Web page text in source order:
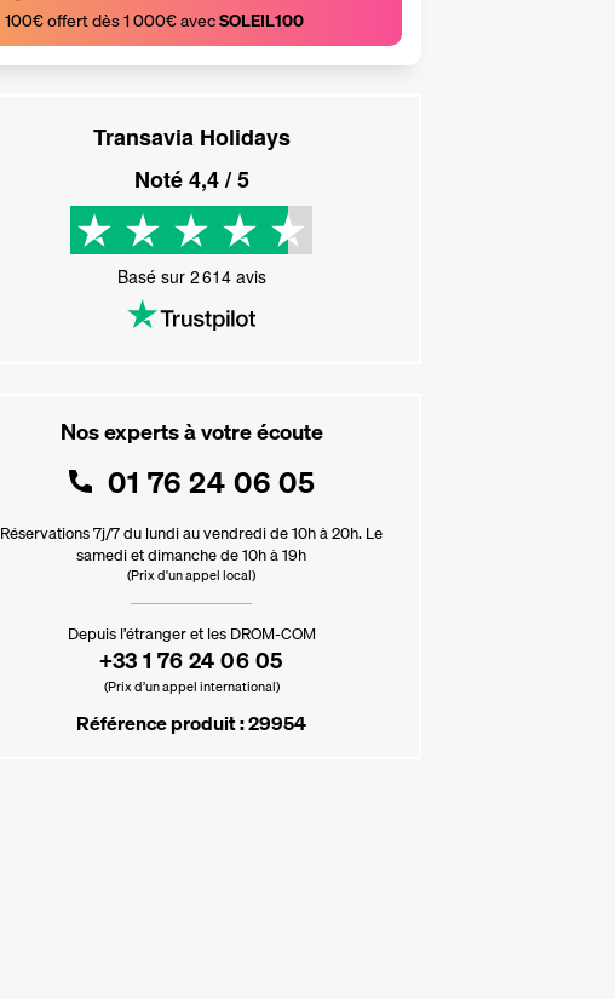
100€ offert dès 1 000€ avec SOLEIL100
Transavia Holidays
Noté4,4/ 5
Basé sur 2 614avis
Nos experts à votre écoute
01 76 24 06 05
Réservations 7j/7 du lundi au vendredi de 10h à 20h. Le
samedi et dimanche de 10h à 19h
(Prix d'un appel local)
Depuis l’étranger et les DROM-COM
+33 1 76 24 06 05
(Prix d’un appel international)
Référence produit : 29954